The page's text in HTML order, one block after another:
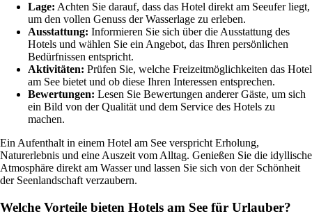
Lage: Achten Sie darauf, dass das Hotel direkt am Seeufer liegt,
um den vollen Genuss der Wasserlage zu erleben.
Ausstattung: Informieren Sie sich über die Ausstattung des
Hotels und wählen Sie ein Angebot, das Ihren persönlichen
Bedürfnissen entspricht.
Aktivitäten: Prüfen Sie, welche Freizeitmöglichkeiten das Hotel
am See bietet und ob diese Ihren Interessen entsprechen.
Bewertungen: Lesen Sie Bewertungen anderer Gäste, um sich
ein Bild von der Qualität und dem Service des Hotels zu
machen.
Ein Aufenthalt in einem Hotel am See verspricht Erholung,
Naturerlebnis und eine Auszeit vom Alltag. Genießen Sie die idyllische
Atmosphäre direkt am Wasser und lassen Sie sich von der Schönheit
der Seenlandschaft verzaubern.
Welche Vorteile bieten Hotels am See für Urlauber?